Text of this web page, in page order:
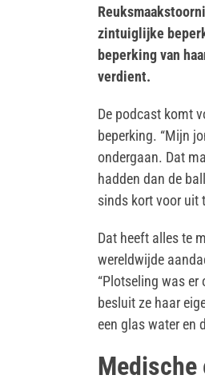
zintuiglijke
beperking van
verdient.
De podcast komt
beperking. “Mijn
ondergaan. Dat
hadden dan de
sinds kort voor uit
Dat heeft alles te
wereldwijde
“Plotseling was er
besluit ze haar
een glas water en
Medische